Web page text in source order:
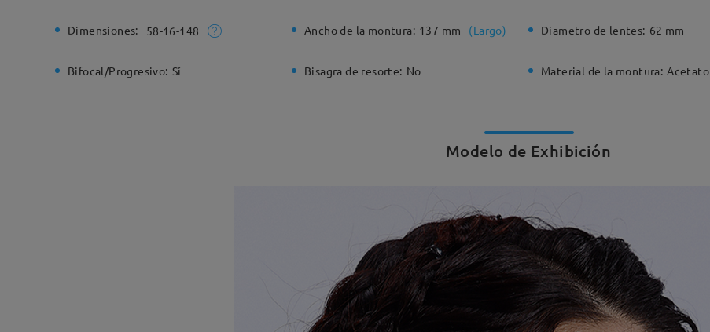
Dimensiones: 58-16-148 Ancho de la montura: 137 mm (Largo) Diametro de lentes: 62 mm
Bifocal/Progresivo: Sí Bisagra de resorte: No Material de la montura: Acetato
Modelo de Exhibición